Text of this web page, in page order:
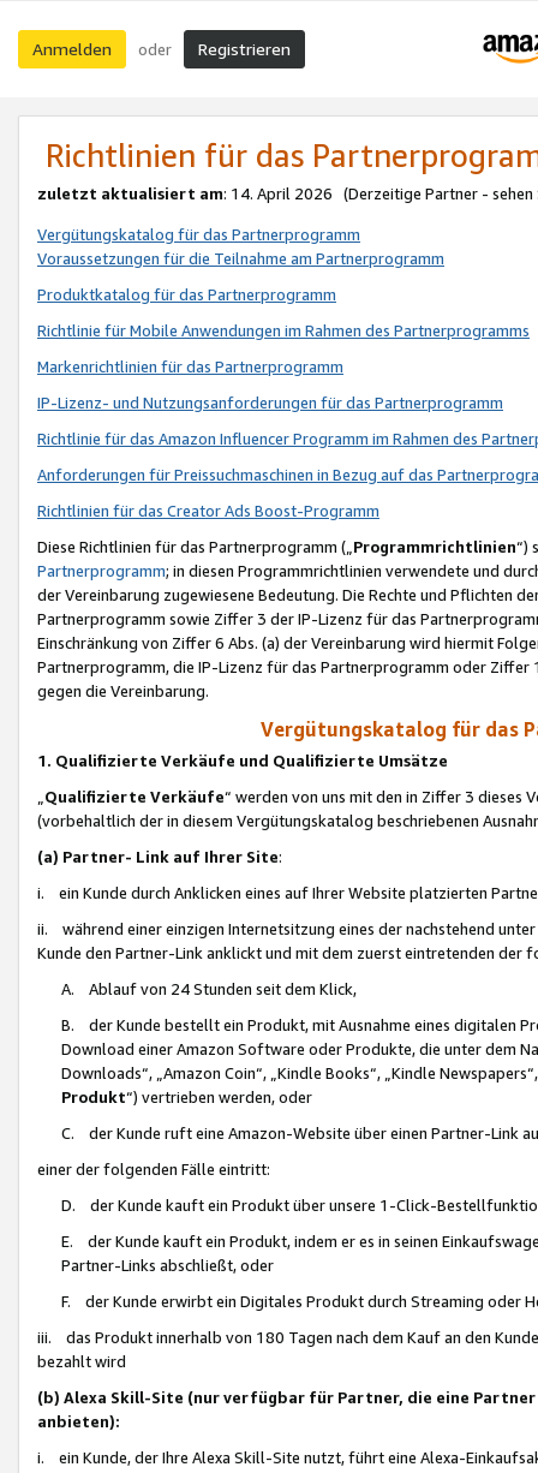
Anmelden oder Registrieren
Richtlinien für das
zuletzt aktualisiert am: 14. April 2026 (Derzeitige Partner - sehen
Vergütungskatalog für das Partnerprogramm
Voraussetzungen für die Teilnahme am Partnerprogramm
Produktkatalog für das Partnerprogramm
Richtlinie für Mobile Anwendungen im Rahmen des Partnerprogramms
Markenrichtlinien für das Partnerprogramm
IP-Lizenz- und Nutzungsanforderungen für das Partnerprogramm
Richtlinie für das Amazon Influencer Programm im Rahmen des
Anforderungen für Preissuchmaschinen in Bezug auf das
Richtlinien für das Creator Ads Boost-Programm
Diese Richtlinien für das Partnerprogramm („Programmrichtlinien“)
Partnerprogramm; in diesen Programmrichtlinien verwendete und
der Vereinbarung zugewiesene Bedeutung. Die Rechte und Pflichten
Partnerprogramm sowie Ziffer 3 der IP-Lizenz für das
Einschränkung von Ziffer 6 Abs. (a) der Vereinbarung wird hiermit
Partnerprogramm, die IP-Lizenz für das Partnerprogramm oder
gegen die Vereinbarung.
Vergütungskatalog für das
1. Qualifizierte Verkäufe und Qualifizierte Umsätze
Qualifizierte Verkäufe“ werden von uns mit den in Ziffer 3
(vorbehaltlich der in diesem Vergütungskatalog beschriebenen
(a) Partner- Link auf Ihrer Site:
i. ein Kunde durch Anklicken eines auf Ihrer Website platzierten
ii. während einer einzigen Internetsitzung eines der nachstehend
Kunde den Partner-Link anklickt und mit dem zuerst eintretenden der
A. Ablauf von 24 Stunden seit dem Klick,
B. der Kunde bestellt ein Produkt, mit Ausnahme eines digitalen
Download einer Amazon Software oder Produkte, die unter dem
Downloads“, „Amazon Coin“, „Kindle Books“, „Kindle
Produkt“) vertrieben werden, oder
C. der Kunde ruft eine Amazon-Website über einen Partner-Link
einer der folgenden Fälle eintritt:
D. der Kunde kauft ein Produkt über unsere 1-Click-
E. der Kunde kauft ein Produkt, indem er es in seinen
Partner-Links abschließt, oder
F. der Kunde erwirbt ein Digitales Produkt durch Streaming oder
iii. das Produkt innerhalb von 180 Tagen nach dem Kauf an den
bezahlt wird
(b) Alexa Skill-Site (nur verfügbar für Partner, die eine
anbieten):
i. ein Kunde, der Ihre Alexa Skill-Site nutzt, führt eine Alexa-